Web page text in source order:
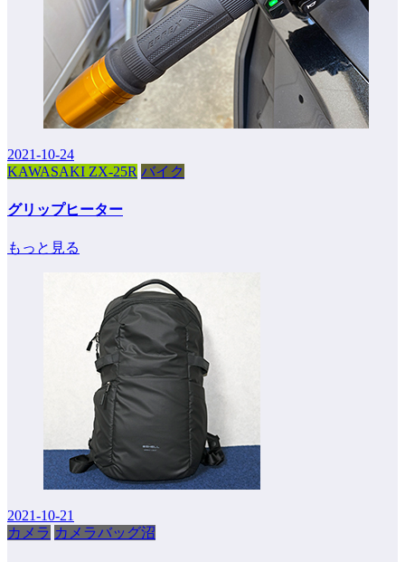
2021-10-24
KAWASAKI ZX-25R バイク
グリップヒーター
もっと見る
2021-10-21
カメラ カメラバッグ沼